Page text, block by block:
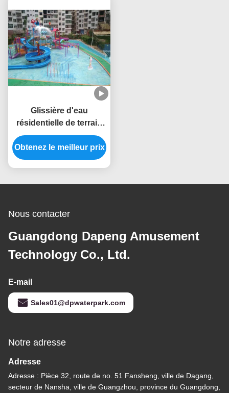
Glissière d'eau
résidentielle de terrain
de jeu Aqua Park
Fiberglass Water House
pour des enfants
Obtenez le meilleur prix
Nous contacter
Guangdong Dapeng Amusement
Technology Co., Ltd.
E-mail
Sales01@dpwaterpark.com
Notre adresse
Adresse
Adresse : Pièce 32, route de no. 51 Fansheng, ville de Dagang,
secteur de Nansha, ville de Guangzhou, province du Guangdong,